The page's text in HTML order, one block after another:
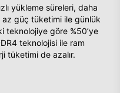
yükleme süreleri, daha
güç tüketimi ile günlük
teknolojiye göre %50’ye
teknolojisi ile ram
tüketimi de azalır.